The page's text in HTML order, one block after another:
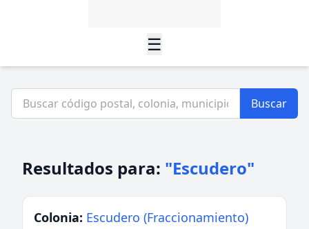
☰
Buscar
Resultados para: "Escudero"
Colonia: Escudero (Fraccionamiento)